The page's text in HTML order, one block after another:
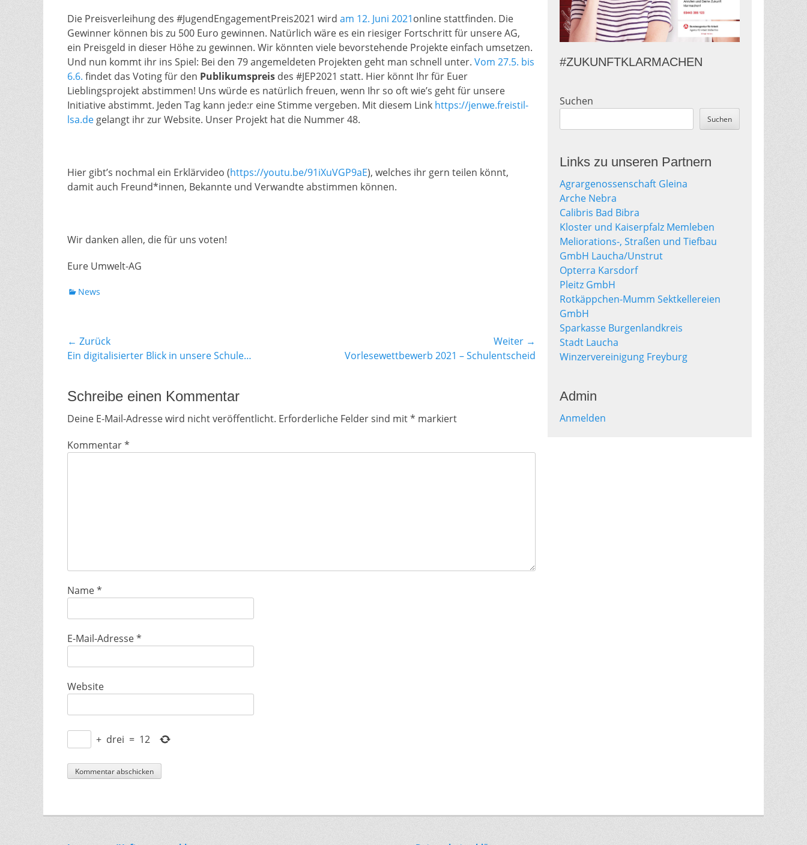
Die Preisverleihung des #JugendEngagementPreis2021 wird am 12. Juni 2021online stattfinden. Die
Gewinner können bis zu 500 Euro gewinnen. Natürlich wäre es ein riesiger Fortschritt für unsere AG,
ein Preisgeld in dieser Höhe zu gewinnen. Wir könnten viele bevorstehende Projekte einfach umsetzen.
Und nun kommt ihr ins Spiel: Bei den 79 angemeldeten Projekten geht man schnell unter. Vom 27.5. bis
6.6. findet das Voting für den Publikumspreis des #JEP2021 statt. Hier könnt Ihr für Euer
Lieblingsprojekt abstimmen! Uns würde es natürlich freuen, wenn Ihr so oft wie’s geht für unsere
Initiative abstimmt. Jeden Tag kann jede:r eine Stimme vergeben. Mit diesem Link https://jenwe.freistil-
lsa.de gelangt ihr zur Website. Unser Projekt hat die Nummer 48.
Hier gibt’s nochmal ein Erklärvideo (https://youtu.be/91iXuVGP9aE), welches ihr gern teilen könnt,
damit auch Freund*innen, Bekannte und Verwandte abstimmen können.
Wir danken allen, die für uns voten!
Eure Umwelt-AG
Kategorien
News
Beitragsnavigation
← Zurück
Vorhergehender
Ein digitalisierter Blick in unsere Schule…
Weiter →
Vorlesewettbewerb 2021 – Schulentscheid
Schreibe einen Kommentar
Deine E-Mail-Adresse wird nicht veröffentlicht. Erforderliche Felder sind mit* markiert
Kommentar*
Name*
E-Mail-Adresse*
Website
+ drei = 12
#ZUKUNFTKLARMACHEN
Suchen
Suchen
Links zu unseren Partnern
Agrargenossenschaft Gleina
Arche Nebra
Calibris Bad Bibra
Kloster und Kaiserpfalz Memleben
Meliorations-, Straßen und Tiefbau
GmbH Laucha/Unstrut
Opterra Karsdorf
Pleitz GmbH
Rotkäppchen-Mumm Sektkellereien
GmbH
Sparkasse Burgenlandkreis
Stadt Laucha
Winzervereinigung Freyburg
Admin
Anmelden